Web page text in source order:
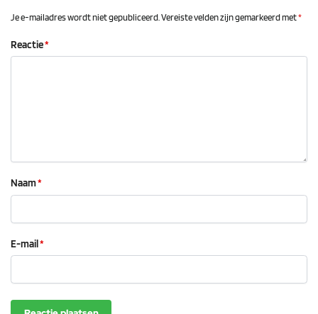
Je e-mailadres wordt niet gepubliceerd. Vereiste velden zijn gemarkeerd met*
Reactie*
Naam*
E-mail*